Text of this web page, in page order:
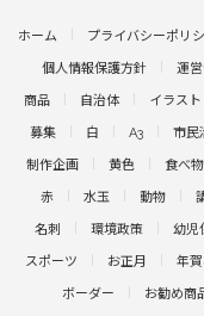
ホーム プライバシーポリ
個人情報保護方針 運
商品 自治体 イラスト
募集 白 A3 市民
制作企画 黄色 食べ物
赤 水玉 動物
名刺 環境政策 幼児
スポーツ お正月 年
ボーダー お勧め商